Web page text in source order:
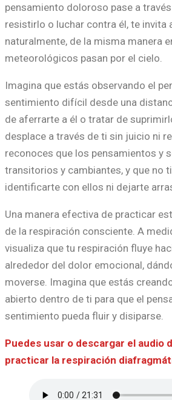
pensamiento doloroso pase a
resistirlo o luchar contra él, te invita
naturalmente, de la misma manera
meteorológicos pasan por el cielo.
Imagina que estás observando el
sentimiento difícil desde una
de aferrarte a él o tratar de
desplace a través de ti sin juicio ni
reconoces que los pensamientos y
transitorios y cambiantes, y que no
identificarte con ellos ni dejarte
Una manera efectiva de practicar
de la respiración consciente. A
visualiza que tu respiración fluye
alrededor del dolor emocional,
moverse. Imagina que estás
abierto dentro de ti para que el
sentimiento pueda fluir y disiparse.
Puedes usar o descargar el audio
practicar la respiración